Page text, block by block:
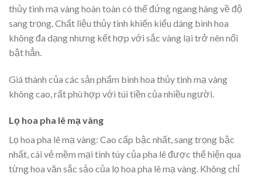
thủy tinh mạ vàng hoàn toàn có thể đứng ngang hàng về độ
sang trọng. Chất liệu thủy tinh khiến kiểu dáng bình hoa
không đa dạng nhưng kết hợp với sắc vàng lại trở nên nổi
bật hẳn.
Giá thành của các sản phẩm bình hoa thủy tinh mạ vàng
không cao, rất phù hợp với túi tiền của nhiều người.
Lọ hoa pha lê mạ vàng
Lọ hoa pha lê mạ vàng: Cao cấp bậc nhất, sang trọng bậc
nhất, cái vẻ mềm mại tinh túy của pha lê được thể hiện qua
từng hoa văn sắc sảo của lọ hoa pha lê mạ vàng. Không chỉ